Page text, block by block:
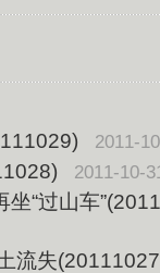
2011-
2011-10-
“过山车
流失